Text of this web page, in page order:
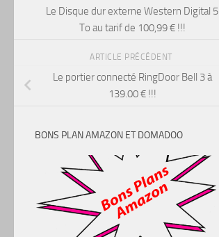
Le Disque dur externe Western Digital 5
To au tarif de 100,99 € !!!
ARTICLE PRÉCÉDENT
Le portier connecté RingDoor Bell 3 à
139.00 € !!!
BONS PLAN AMAZON ET DOMADOO